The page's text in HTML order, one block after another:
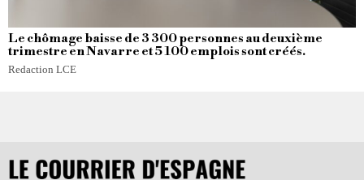
Le chômage baisse de 3 300 personnes au deuxième
trimestre en Navarre et 5 100 emplois sont créés.
Redaction LCE